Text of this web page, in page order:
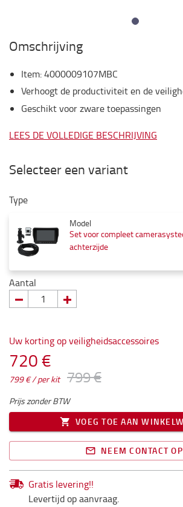
Omschrijving
Item:4000009107MBC
Verhoogt de productiviteit en de
Geschikt voor zware toepassingen
LEES DE VOLLEDIGE BESCHRIJVING
Selecteer een variant
Type
Model
Set voor compleet
achterzijde
Aantal
Uw korting op veiligheidsaccessoires
720 €
799 € / per kit 799 €
Prijs zonder BTW
VOEG TOE AAN
NEEM CONTACT OP
Gratis levering!!
Levertijd op aanvraag.